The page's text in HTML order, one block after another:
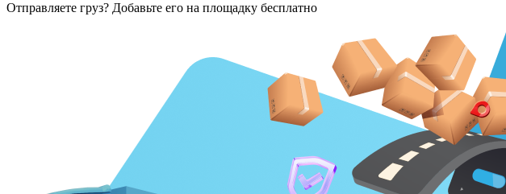
Отправляете груз? Добавьте его на площадку бесплатно